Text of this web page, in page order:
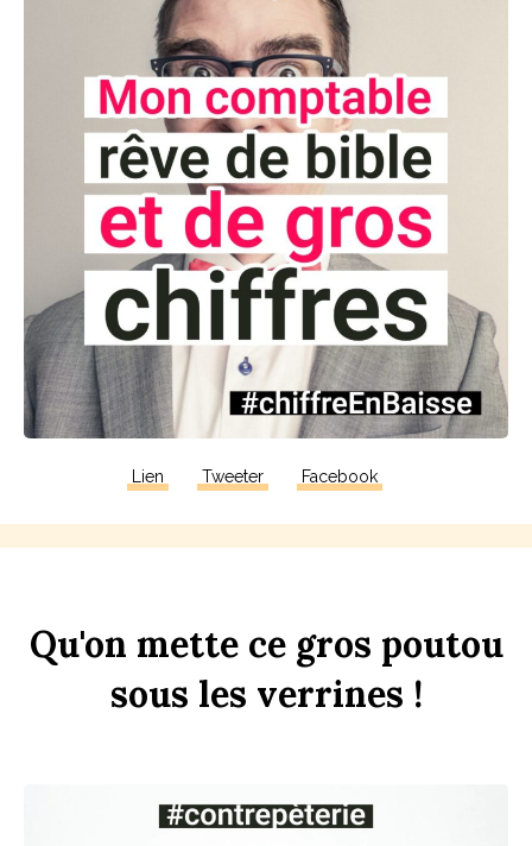
Lien Tweeter Facebook
Qu'on mette ce gros poutou
sous les verrines !